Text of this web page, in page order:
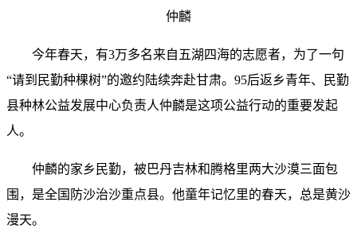
仲麟
今年春天，有3万多名来自五湖四海的志愿者，为了一句
“请到民勤种棵树”的邀约陆续奔赴甘肃。95后返乡青年、民勤
县种林公益发展中心负责人仲麟是这项公益行动的重要发起
人。
仲麟的家乡民勤，被巴丹吉林和腾格里两大沙漠三面包
围，是全国防沙治沙重点县。他童年记忆里的春天，总是黄沙
漫天。